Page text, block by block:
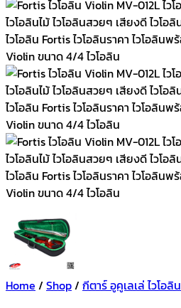
Home / Shop/ กีตาร์ อูคูเลเล่ ไวโอลิน